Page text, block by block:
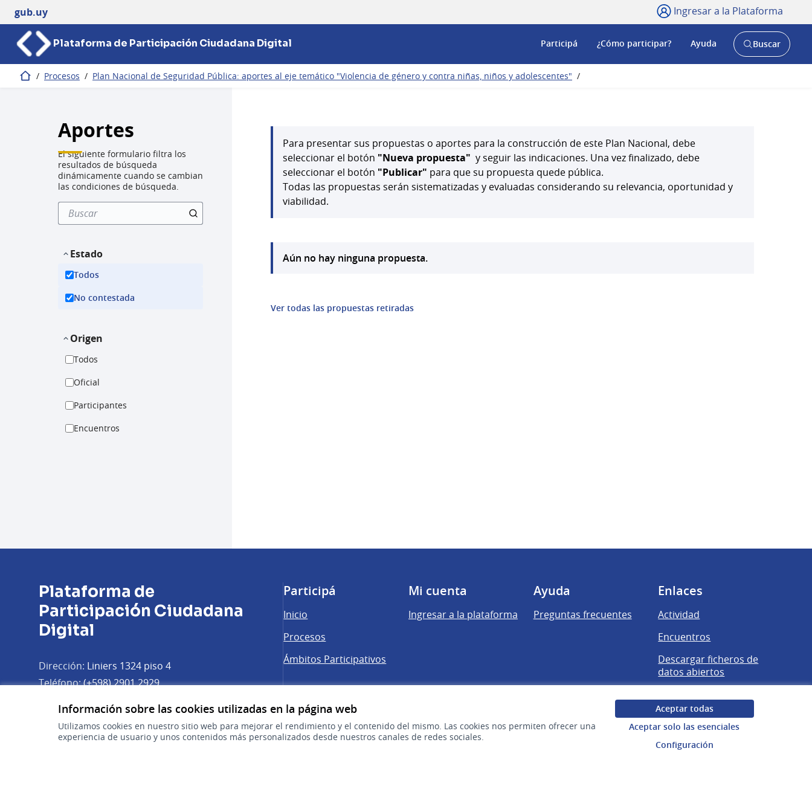
Información sobre las cookies utilizadas en la página web
Utilizamos cookies en nuestro sitio web para mejorar el rendimiento y el contenido del mismo. Las cookies nos permiten ofrecer una
experiencia de usuario y unos contenidos más personalizados desde nuestros canales de redes sociales.
Aceptar todas
Aceptar solo las esenciales
Configuración
gub.uy Ingresar a la Plataforma
Plataforma de Participación Ciudadana Digital Participá ¿Cómo participar? Ayuda
AbrirBuscar
Inicio / Procesos / Plan Nacional de Seguridad Pública: aportes al eje temático "Violencia de género y contra niñas, niños y adolescentes" /
Aportes
El siguiente formulario filtra los
resultados de búsqueda
dinámicamente cuando se cambian
las condiciones de búsqueda.
Estado
Todos
No contestada
Origen
Todos
Oficial
Participantes
Encuentros
Para presentar sus propuestas o aportes para la construcción de este Plan Nacional, debe
seleccionar el botón "Nueva propuesta" y seguir las indicaciones. Una vez finalizado, debe
seleccionar el botón "Publicar" para que su propuesta quede pública.
Todas las propuestas serán sistematizadas y evaluadas considerando su relevancia, oportunidad y
viabilidad.
Aún no hay ninguna propuesta.
Ver todas las propuestas retiradas
Plataforma de
Participación Ciudadana
Digital
Dirección: Liniers 1324 piso 4
Teléfono:(+598) 2901 2929
plataforma.participacion@agesic.gub.uy(Abrir en una pestaña nueva)
Horario de atención:
Lunes a viernes de 9:30 a 17:30 hs.
Participá
Inicio
Procesos
Ámbitos Participativos
Mi cuenta
Ingresar a la plataforma
Ayuda
Preguntas frecuentes
Enlaces
Actividad
Encuentros
Descargar ficheros de
datos abiertos